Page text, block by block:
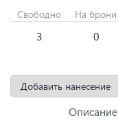
Свободно На брони
3 0
Описание